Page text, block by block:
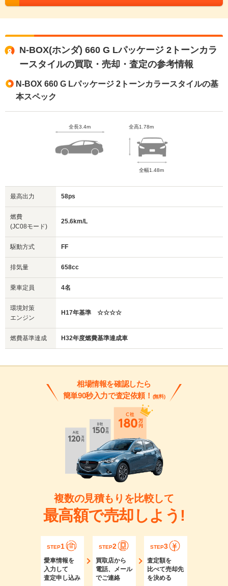
N-BOX(ホンダ) 660 G Lパッケージ 2トーンカラ
ースタイルの買取・売却・査定の参考情報
N-BOX 660 G Lパッケージ 2トーンカラースタイルの基
本スペック
全長3.4m 全高1.78m
全幅1.48m
最高出力 58ps
燃費
(JC08モード)
25.6km/L
駆動方式 FF
排気量 658cc
乗車定員 4名
環境対策
エンジン
H17年基準 ☆☆☆☆
燃費基準達成 H32年度燃費基準達成車
相場情報を確認したら
簡単90秒入力で査定依頼！ (無料)
複数の見積もりを比較して
最高額で売却しよう!
STEP1
愛車情報を
入力して
査定申し込み
STEP2
買取店から
電話、メール
でご連絡
STEP3
査定額を
比べて売却先
を決める